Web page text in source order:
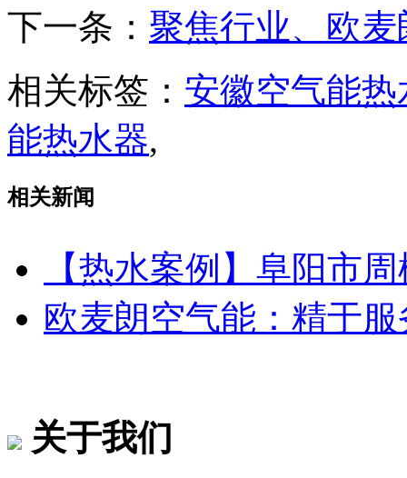
下一条： 聚焦行业、欧
相关标签： 安徽空气能热
能热水器,
相关新闻
【热水案例】阜阳市
欧麦朗空气能：精于
关于我们